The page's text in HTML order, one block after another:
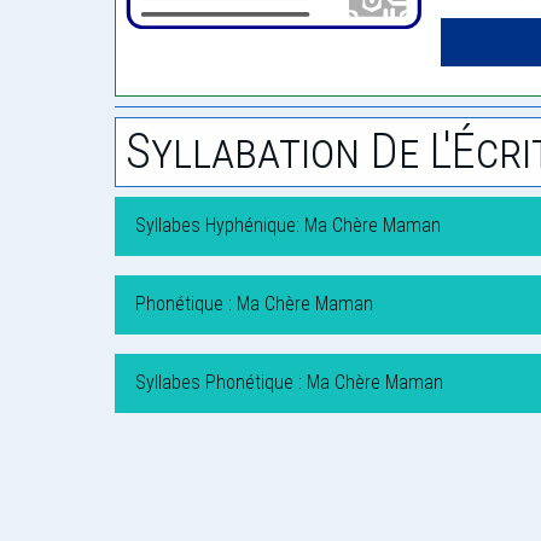
Syllabation De
Syllabes Hyphénique: Ma Chère Maman
Phonétique : Ma Chère Maman
Syllabes Phonétique : Ma Chère Maman